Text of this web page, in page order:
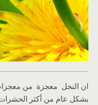
ان النحل معجزة من معجزات
بشكل عام من أكثر الحشرات